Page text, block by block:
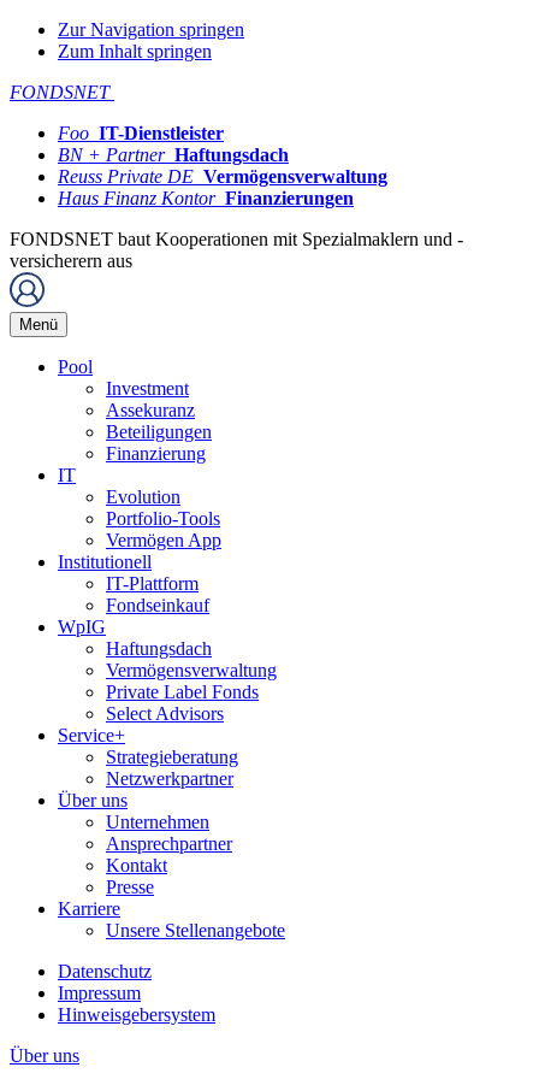
Zur Navigation springen
Zum Inhalt springen
FONDSNET
Foo IT-Dienstleister
BN + Partner Haftungsdach
Reuss Private DE Vermögensverwaltung
Haus Finanz Kontor Finanzierungen
FONDSNET baut Kooperationen mit Spezialmaklern und -
versicherern aus
Menü
Pool
Investment
Assekuranz
Beteiligungen
Finanzierung
IT
Evolution
Portfolio-Tools
Vermögen App
Institutionell
IT-Plattform
Fondseinkauf
WpIG
Haftungsdach
Vermögensverwaltung
Private Label Fonds
Select Advisors
Service+
Strategieberatung
Netzwerkpartner
Über uns
Unternehmen
Ansprechpartner
Kontakt
Presse
Karriere
Unsere Stellenangebote
Datenschutz
Impressum
Hinweisgebersystem
Über uns